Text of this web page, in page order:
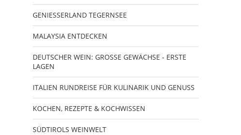
GENIESSERLAND TEGERNSEE
MALAYSIA ENTDECKEN
DEUTSCHER WEIN: GROSSE GEWÄCHSE - ERSTE
LAGEN
ITALIEN RUNDREISE FÜR KULINARIK UND GENUSS
KOCHEN, REZEPTE & KOCHWISSEN
SÜDTIROLS WEINWELT